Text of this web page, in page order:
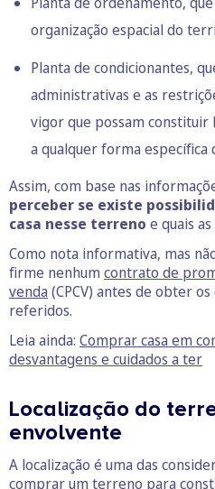
organização espacial do
Planta de condicionantes,
administrativas e as
vigor que possam
a qualquer forma
Assim, com base nas
perceber se existe
casa nesse terreno e quais
Como nota informativa, mas
firme nenhum contrato de
venda (CPCV) antes de obter
referidos.
Leia ainda: Comprar casa em
desvantagens e cuidados a ter
Localização do
envolvente
A localização é uma das
comprar um terreno para